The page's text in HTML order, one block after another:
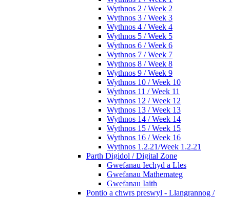
Wythnos 2 / Week 2
Wythnos 3 / Week 3
Wythnos 4 / Week 4
Wythnos 5 / Week 5
Wythnos 6 / Week 6
Wythnos 7 / Week 7
Wythnos 8 / Week 8
Wythnos 9 / Week 9
Wythnos 10 / Week 10
Wythnos 11 / Week 11
Wythnos 12 / Week 12
Wythnos 13 / Week 13
Wythnos 14 / Week 14
Wythnos 15 / Week 15
Wythnos 16 / Week 16
Wythnos 1.2.21/Week 1.2.21
Parth Digidol / Digital Zone
Gwefanau Iechyd a Lles
Gwefanau Mathemateg
Gwefanau Iaith
Pontio a chwrs preswyl - Llangrannog /